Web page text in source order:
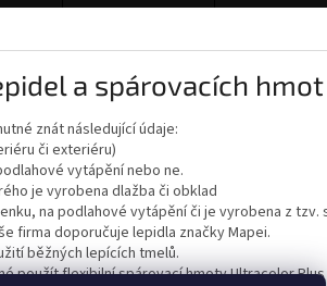
a spárovacích hmot
znát následující údaje:
či exteriéru)
vytápění nebo ne.
je vyrobena dlažba či obklad
na podlahové vytápění či je vyrobena z
firma doporučuje lepidla značky Mapei.
běžných lepících tmelů.
použít flexibilní spárovací hmoty Ultracolor